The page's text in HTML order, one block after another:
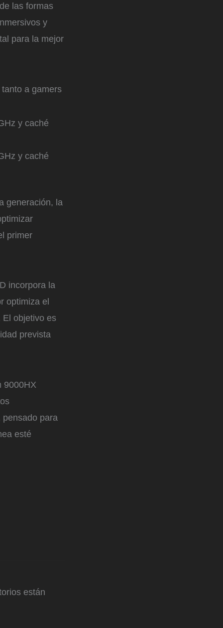
las formas
y
para la mejor
a gamers
y caché
y caché
generación, la
primer
incorpora la
optimiza el
El objetivo es
prevista
9000HX
pensado para
esté
están